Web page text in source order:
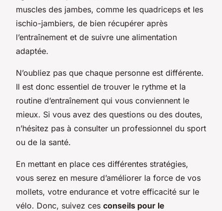
muscles des jambes, comme les quadriceps et les
ischio-jambiers, de bien récupérer après
l’entraînement et de suivre une alimentation
adaptée.
N’oubliez pas que chaque personne est différente.
Il est donc essentiel de trouver le rythme et la
routine d’entraînement qui vous conviennent le
mieux. Si vous avez des questions ou des doutes,
n’hésitez pas à consulter un professionnel du sport
ou de la santé.
En mettant en place ces différentes stratégies,
vous serez en mesure d’améliorer la force de vos
mollets, votre endurance et votre efficacité sur le
vélo. Donc, suivez ces conseils pour le